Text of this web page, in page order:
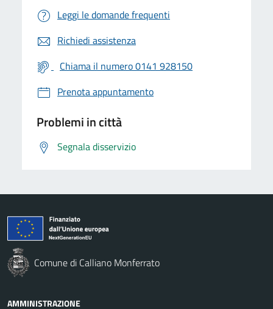
Leggi le domande frequenti
Richiedi assistenza
Chiama il numero 0141 928150
Prenota appuntamento
Problemi in città
Segnala disservizio
Comune di Calliano Monferrato
AMMINISTRAZIONE